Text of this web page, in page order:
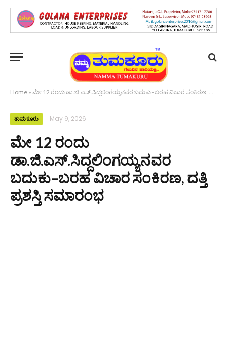
Home » ಮೇ 12 ರಂದು ಡಾ.ಜಿ.ಎಸ್.ಸಿದ್ದಲಿಂಗಯ್ಯನವರ ಬದುಕು–ಬರಹ ವಿಚಾರ ಸಂಕಿರಣ, ದತ್ತಿ ಪ್ರಶಸ್ತಿ ಸಮಾರಂಭ
ತುಮಕೂರು May 9, 2026
ಮೇ 12 ರಂದು
ಡಾ.ಜಿ.ಎಸ್.ಸಿದ್ದಲಿಂಗಯ್ಯನವರ
ಬದುಕು–ಬರಹ ವಿಚಾರ ಸಂಕಿರಣ, ದತ್ತಿ
ಪ್ರಶಸ್ತಿ ಸಮಾರಂಭ